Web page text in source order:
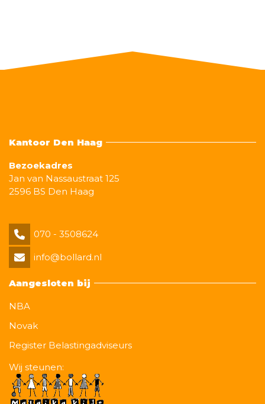
Kantoor Den Haag
Bezoekadres
Jan van Nassaustraat 125
2596 BS Den Haag
070 - 3508624
info@bollard.nl
Aangesloten bij
NBA
Novak
Register Belastingadviseurs
Wij steunen: